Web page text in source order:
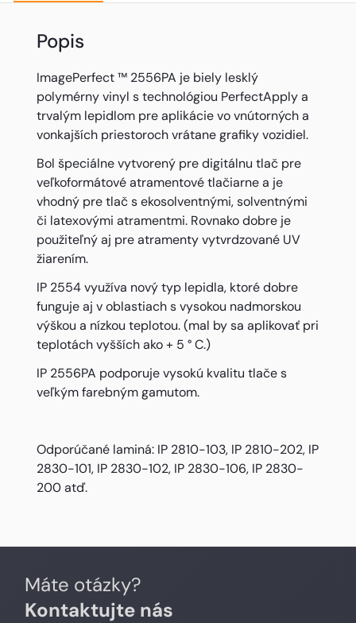
Popis
ImagePerfect ™ 2556PA je biely lesklý
polymérny vinyl s technológiou PerfectApply a
trvalým lepidlom pre aplikácie vo vnútorných a
vonkajších priestoroch vrátane grafiky vozidiel.
Bol špeciálne vytvorený pre digitálnu tlač pre
veľkoformátové atramentové tlačiarne a je
vhodný pre tlač s ekosolventnými, solventnými
či latexovými atramentmi. Rovnako dobre je
použiteľný aj pre atramenty vytvrdzované UV
žiarením.
IP 2554 využíva nový typ lepidla, ktoré dobre
funguje aj v oblastiach s vysokou nadmorskou
výškou a nízkou teplotou. (mal by sa aplikovať pri
teplotách vyšších ako + 5 ° C.)
IP 2556PA podporuje vysokú kvalitu tlače s
veľkým farebným gamutom.
Odporúčané laminá: IP 2810-103, IP 2810-202, IP
2830-101, IP 2830-102, IP 2830-106, IP 2830-
200 atď.
Máte otázky?
Kontaktujte nás